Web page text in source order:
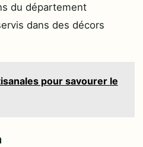
du département
dans des décors
pour savourer le